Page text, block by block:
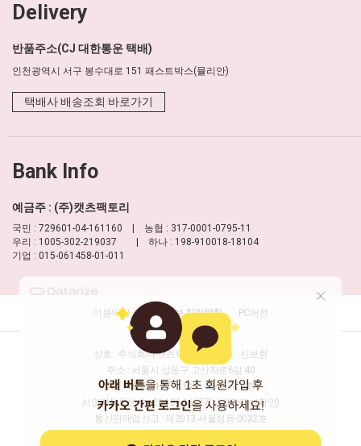
Delivery
반품주소(CJ 대한통운 택배)
인천광역시 서구 봉수대로 151 패스트박스(뮬리안)
택배사 배송조회 바로가기
Bank Info
예금주 : (주)캣츠팩토리
국민 : 729601-04-161160 | 농협 : 317-0001-0795-11
우리 : 1005-302-219037 | 하나 : 198-910018-18104
기업 : 015-061458-01-011
이용약관 개인정보 처리방침 PC버전
상호 : 주식회사 캣츠팩토리
대표 : 신보현
주소 : 서울시 성동구 고산자로6길 40
TEL : 1688-8177
FAX : 02-457-2330
사업자등록번호 : 204-86-16277(사업자정보확인)
통신판매업신고 : 제2013-서울성동-0032호